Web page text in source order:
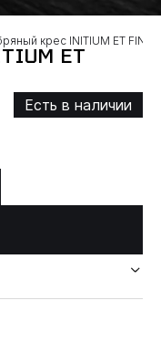
крес INITIUM ET FINIS
ET
Есть в наличии